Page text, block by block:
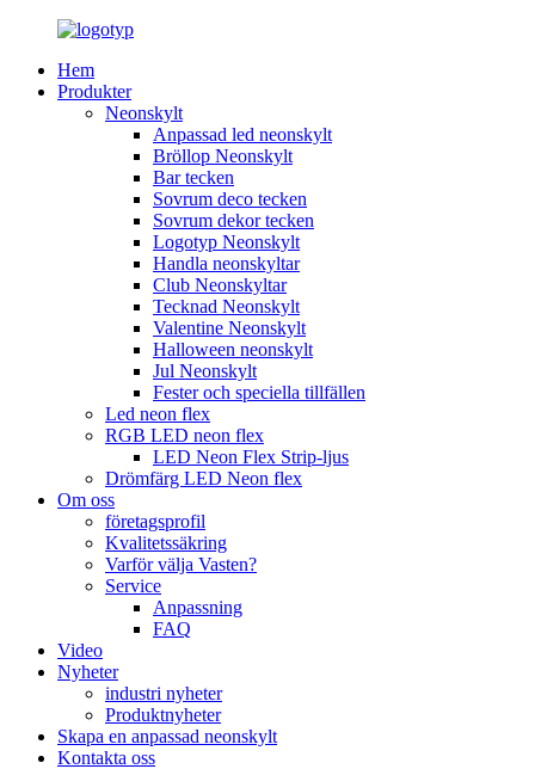
Hem
Produkter
Neonskylt
Anpassad led neonskylt
Bröllop Neonskylt
Bar tecken
Sovrum deco tecken
Sovrum dekor tecken
Logotyp Neonskylt
Handla neonskyltar
Club Neonskyltar
Tecknad Neonskylt
Valentine Neonskylt
Halloween neonskylt
Jul Neonskylt
Fester och speciella tillfällen
Led neon flex
RGB LED neon flex
LED Neon Flex Strip-ljus
Drömfärg LED Neon flex
Om oss
företagsprofil
Kvalitetssäkring
Varför välja Vasten?
Service
Anpassning
FAQ
Video
Nyheter
industri nyheter
Produktnyheter
Skapa en anpassad neonskylt
Kontakta oss